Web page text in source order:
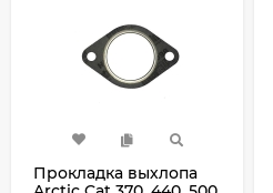
Прокладка выхлопа